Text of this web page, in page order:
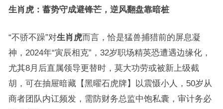
生肖虎：蓄势守成避锋芒，逆风翻盘靠暗桩
“不骄不躁”对生肖虎而言，恰是猛兽捕猎前的屏息凝
神，2024年“寅辰相克”，32岁职场精英恐遭遇边缘化，
尤其8月后直属领导更替时，莫大功劳或被新上级截
胡，可在抽屉暗藏【黑曜石虎牌】以震慑小人，50岁从
商者团队内讧频发，需防财务总监中饱私囊，审计务必